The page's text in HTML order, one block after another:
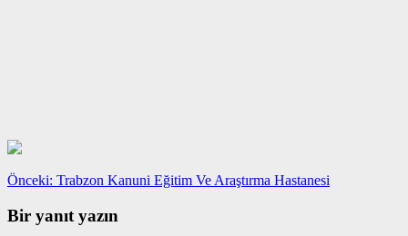
Yazı
gezinmesi
Önceki: Önceki
Trabzon Kanuni Eğitim Ve Araştırma Hastanesi
Bir yanıt yazın